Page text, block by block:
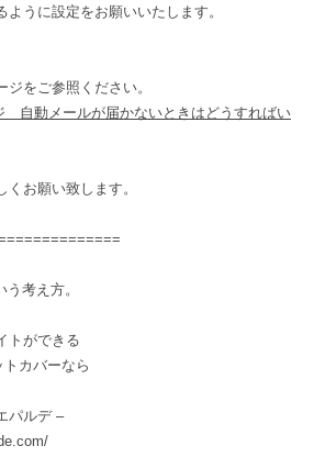
うに設定をお願いいたします。
をご参照ください。
自動メールが届かないときはどうすればい
お願い致します。
う考え方。
トができる
トカバーなら
パルデ –